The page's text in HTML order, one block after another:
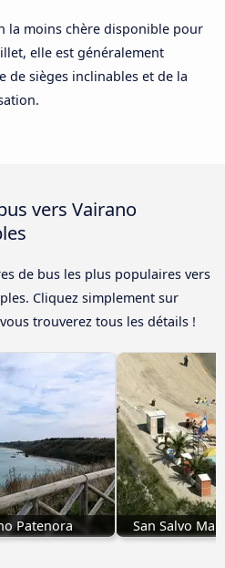
la moins chère disponible pour
elle est généralement
de sièges inclinables et de la
vers Vairano
de bus les plus populaires vers
Cliquez simplement sur
trouverez tous les détails !
Patenora San Salvo